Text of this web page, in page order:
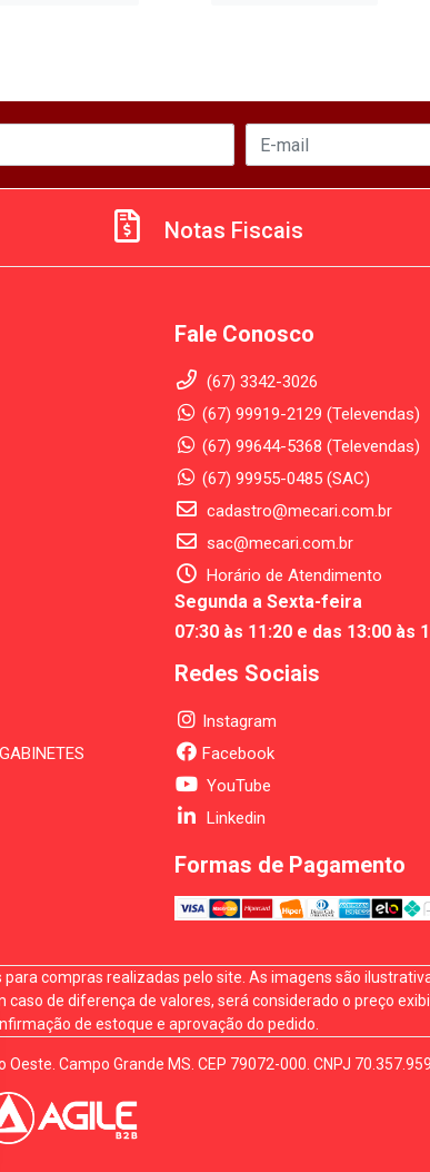
Notas Fiscais
Fale Conosco
(67) 3342-3026
(67) 99919-2129 (Televendas)
(67) 99644-5368 (Televendas)
(67) 99955-0485 (SAC)
cadastro@mecari.com.br
sac@mecari.com.br
Horário de Atendimento
Segunda a Sexta-feira
07:30 às 11:20 e das 13:00 às
Redes Sociais
Instagram
Facebook
YouTube
Linkedin
Formas de Pagamento
compras realizadas pelo site. As imagens são
de diferença de valores, será considerado o preço
de estoque e aprovação do pedido.
Campo Grande MS. CEP 79072-000. CNPJ